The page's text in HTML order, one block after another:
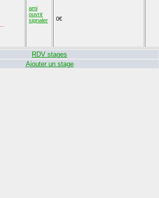
ami
ouvrir
signaler
0€
RDV stages
Ajouter un stage